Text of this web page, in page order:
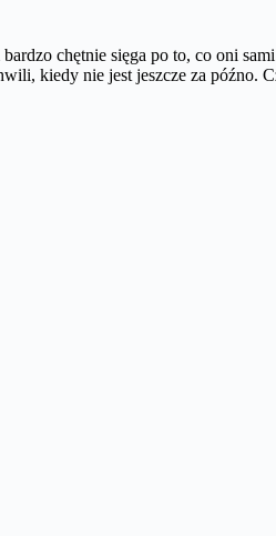
chętnie sięga po to, co oni
kiedy nie jest jeszcze za późno.